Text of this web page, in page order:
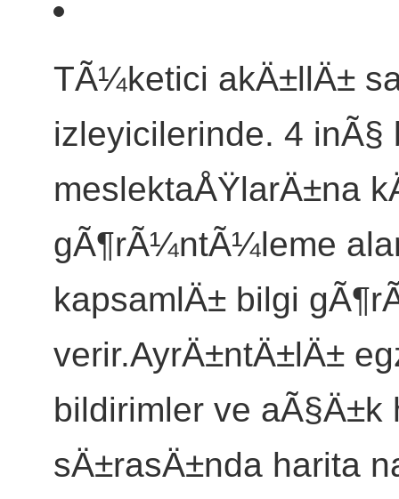
TÃ¼ketici akÄ±llÄ±
izleyicilerinde. 4
meslektaÅŸlarÄ±na
gÃ¶rÃ¼ntÃ¼leme
kapsamlÄ± bilgi
verir.AyrÄ±ntÄ±lÄ±
bildirimler ve aÃ§Ä±k
sÄ±rasÄ±nda harita